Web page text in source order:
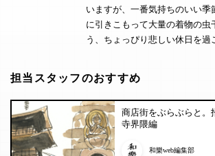
いますが、一番気持ちのいい季
に引きこもって大量の着物の虫
う、ちょっぴり悲しい休日を過
担当スタッフのおすすめ
商店街をぶらぶらと。
寺界隈編
和樂web編集部